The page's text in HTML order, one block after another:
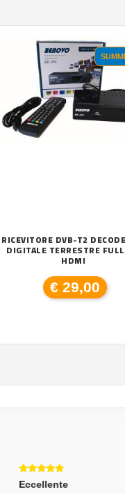
RICEVITORE DVB-T2
DIGITALE TERRESTRE
HDMI
€ 29,00
Eccellente